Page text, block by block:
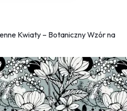
Kwiaty – Botaniczny Wzór na